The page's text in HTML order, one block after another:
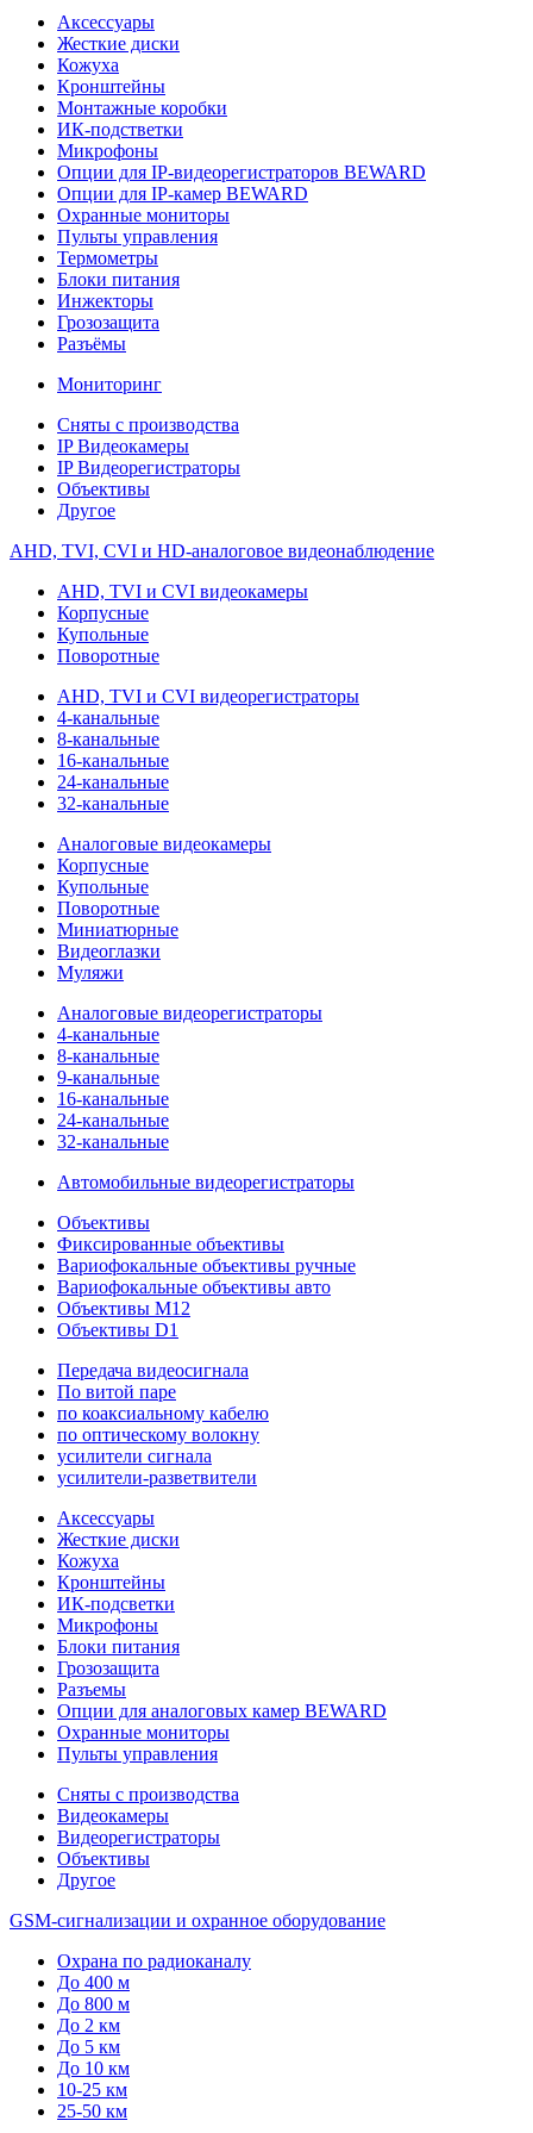
Аксессуары
Жесткие диски
Кожуха
Кронштейны
Монтажные коробки
ИК-подстветки
Микрофоны
Опции для IP-видеорегистраторов BEWARD
Опции для IP-камер BEWARD
Охранные мониторы
Пульты управления
Термометры
Блоки питания
Инжекторы
Грозозащита
Разъёмы
Мониторинг
Сняты с производства
IP Видеокамеры
IP Видеорегистраторы
Объективы
Другое
AHD, TVI, CVI и HD-аналоговое видеонаблюдение
AHD, TVI и CVI видеокамеры
Корпусные
Купольные
Поворотные
AHD, TVI и CVI видеорегистраторы
4-канальные
8-канальные
16-канальные
24-канальные
32-канальные
Аналоговые видеокамеры
Корпусные
Купольные
Поворотные
Миниатюрные
Видеоглазки
Муляжи
Аналоговые видеорегистраторы
4-канальные
8-канальные
9-канальные
16-канальные
24-канальные
32-канальные
Автомобильные видеорегистраторы
Объективы
Фиксированные объективы
Вариофокальные объективы ручные
Вариофокальные объективы авто
Объективы M12
Объективы D1
Передача видеосигнала
По витой паре
по коаксиальному кабелю
по оптическому волокну
усилители сигнала
усилители-разветвители
Аксессуары
Жесткие диски
Кожуха
Кронштейны
ИК-подсветки
Микрофоны
Блоки питания
Грозозащита
Разъемы
Опции для аналоговых камер BEWARD
Охранные мониторы
Пульты управления
Сняты с производства
Видеокамеры
Видеорегистраторы
Объективы
Другое
GSM-сигнализации и охранное оборудование
Охрана по радиоканалу
До 400 м
До 800 м
До 2 км
До 5 км
До 10 км
10-25 км
25-50 км